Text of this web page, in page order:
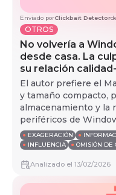
Enviado porClickbait Detector
OTROS
No volvería a
desde casa. La
su relación
El autor prefiere el
y tamaño compacto,
almacenamiento y la
periféricos de
● EXAGERACIÓN ●
● INFLUENCIA ● OMISIÓN DE
Analizado el 13/02/2026